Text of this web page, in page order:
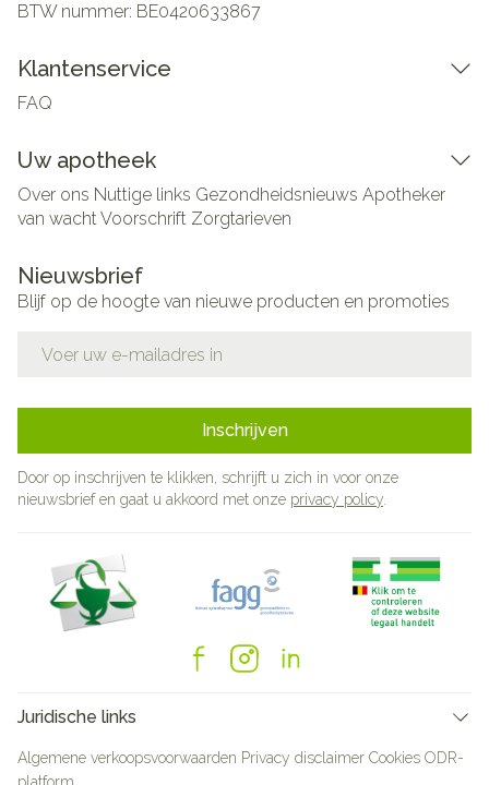
BTW nummer: BE0420633867
Klantenservice
FAQ
Uw apotheek
Over ons Nuttige links Gezondheidsnieuws Apotheker
van wachtVoorschrift Zorgtarieven
Nieuwsbrief
Blijf op de hoogte van nieuwe producten en promoties
Inschrijven
Door op inschrijven te klikken, schrijft u zich in voor onze
nieuwsbrief en gaat u akkoord met onze privacy policy
Juridische links
Algemene verkoopsvoorwaarden Privacy disclaimer Cookies ODR-